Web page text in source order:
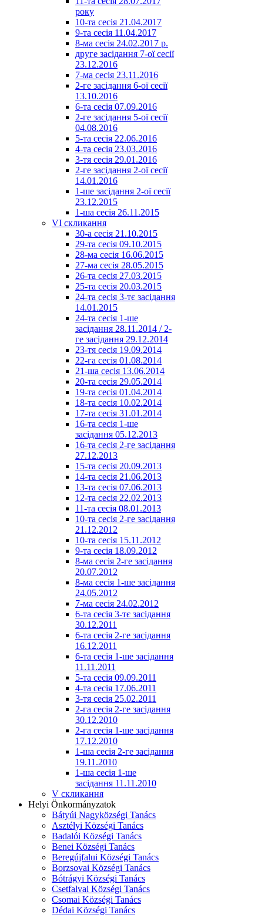
року
10-та сесія 21.04.2017
9-та сесія 11.04.2017
8-ма сесія 24.02.2017 р.
друге засідання 7-ої сесії
23.12.2016
7-ма сесія 23.11.2016
2-ге засідання 6-ої сесії
13.10.2016
6-та сесія 07.09.2016
2-ге засідання 5-ої сесії
04.08.2016
5-та сесія 22.06.2016
4-та сесія 23.03.2016
3-тя сесія 29.01.2016
2-ге засідання 2-ої сесії
14.01.2016
1-ше засідання 2-ої сесії
23.12.2015
1-ша сесія 26.11.2015
VI скликання
30-а сесія 21.10.2015
29-та сесія 09.10.2015
28-ма сесія 16.06.2015
27-ма сесія 28.05.2015
26-та сесія 27.03.2015
25-та сесія 20.03.2015
24-та сесія 3-тє засідання
14.01.2015
24-та сесія 1-ше
засідання 28.11.2014 / 2-
ге засідання 29.12.2014
23-тя сесія 19.09.2014
22-га сесія 01.08.2014
21-ша сесія 13.06.2014
20-та сесія 29.05.2014
19-та сесія 01.04.2014
18-та сесія 10.02.2014
17-та сесія 31.01.2014
16-та сесія 1-ше
засідання 05.12.2013
16-та сесія 2-ге засідання
27.12.2013
15-та сесія 20.09.2013
14-та сесія 21.06.2013
13-та сесія 07.06.2013
12-та сесія 22.02.2013
11-та сесія 08.01.2013
10-та сесія 2-ге засідання
21.12.2012
10-та сесія 15.11.2012
9-та сесія 18.09.2012
8-ма сесія 2-ге засідання
20.07.2012
8-ма сесія 1-ше засідання
24.05.2012
7-ма сесія 24.02.2012
6-та сесія 3-тє засідання
30.12.2011
6-та сесія 2-ге засідання
16.12.2011
6-та сесія 1-ше засідання
11.11.2011
5-та сесія 09.09.2011
4-та сесія 17.06.2011
3-тя сесія 25.02.2011
2-га сесія 2-ге засідання
30.12.2010
2-га сесія 1-ше засідання
17.12.2010
1-ша сесія 2-ге засідання
19.11.2010
1-ша сесія 1-ше
засідання 11.11.2010
V скликання
Helyi Önkormányzatok
Bátyúi Nagyközségi Tanács
Asztélyi Községi Tanács
Badalói Községi Tanács
Benei Községi Tanács
Beregújfalui Községi Tanács
Borzsovai Községi Tanács
Bótrágyi Községi Tanács
Csetfalvai Községi Tanács
Csomai Községi Tanács
Dédai Községi Tanács